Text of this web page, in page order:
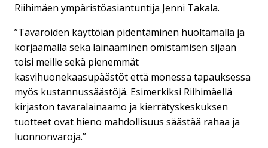
Riihimäen ympäristöasiantuntija Jenni Takala.
”Tavaroiden käyttöiän pidentäminen huoltamalla ja
korjaamalla sekä lainaaminen omistamisen sijaan
toisi meille sekä pienemmät
kasvihuonekaasupäästöt että monessa tapauksessa
myös kustannussäästöjä. Esimerkiksi Riihimäellä
kirjaston tavaralainaamo ja kierrätyskeskuksen
tuotteet ovat hieno mahdollisuus säästää rahaa ja
luonnonvaroja.”